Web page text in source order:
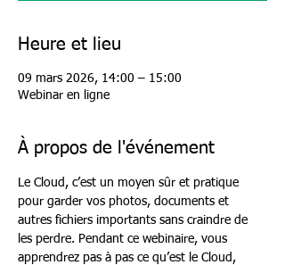
Heure et lieu
09 mars 2026, 14:00 – 15:00
Webinar en ligne
À propos de l'événement
Le Cloud, c’est un moyen sûr et pratique
pour garder vos photos, documents et
autres fichiers importants sans craindre de
les perdre. Pendant ce webinaire, vous
apprendrez pas à pas ce qu’est le Cloud,